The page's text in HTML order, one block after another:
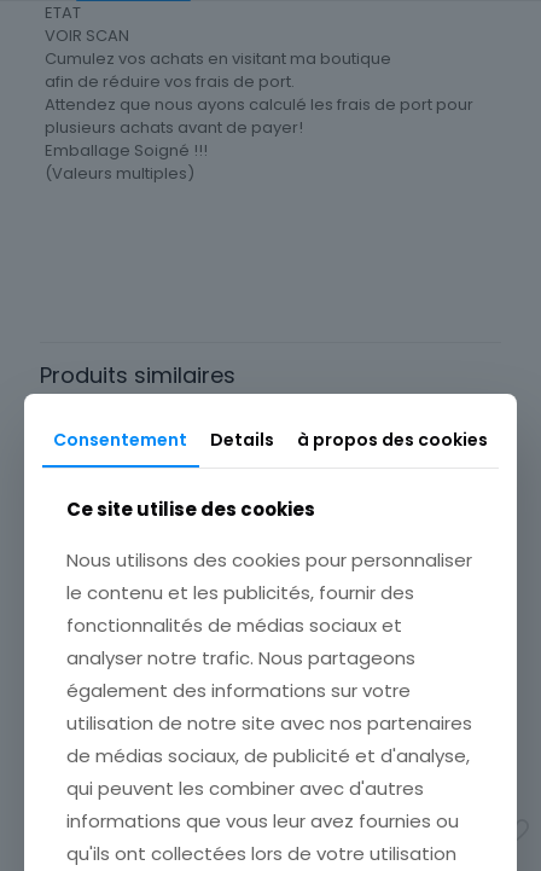
ETAT
VOIR SCAN
Cumulez vos achats en visitant ma boutique
afin de réduire vos frais de port.
Attendez que nous ayons calculé les frais de port pour
plusieurs achats avant de payer!
Emballage Soigné !!!
(Valeurs multiples)
Produits similaires
CARTE POSTALE TROUVILLE
ETAT VOIR SCAN Cumulez
vos achats en visitant ma
boutique afin de réduire
vos frais de port. Attendez
que nous ayons calculé les
frais de port[…]
5,00€
Ajouter au panier
CARTE POSTALE LIMPIVILLE
CARTE POSTALE ETAT VOIR
SCAN Cumulez vos achats
en visitant ma boutique afin
de réduire vos frais de port.
Attendez que nous ayons
calculé les frais[…]
35,00€
Ajouter au panier
Consentement Details à propos des cookies
Ce site utilise des cookies
Nous utilisons des cookies pour personnaliser
le contenu et les publicités, fournir des
fonctionnalités de médias sociaux et
analyser notre trafic. Nous partageons
également des informations sur votre
utilisation de notre site avec nos partenaires
de médias sociaux, de publicité et d'analyse,
qui peuvent les combiner avec d'autres
informations que vous leur avez fournies ou
qu'ils ont collectées lors de votre utilisation